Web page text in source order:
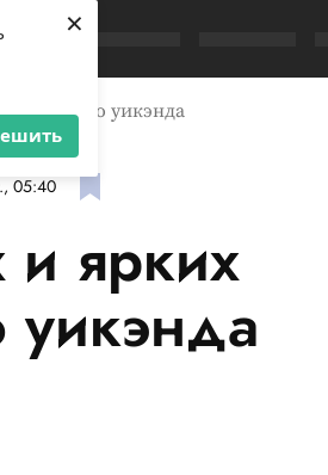
×
этого уикэнда
05:40
ярких
уикэнда